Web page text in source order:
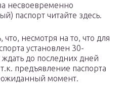
несвоевременно
паспорт читайте здесь.
что, несмотря на то, что для
установлен 30-
до последних дней
предъявление паспорта
момент.